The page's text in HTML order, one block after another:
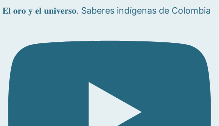
𝐄𝐥 𝐨𝐫𝐨 𝐲 𝐞𝐥 𝐮𝐧𝐢𝐯𝐞𝐫𝐬𝐨. Saberes indígenas de Colombia